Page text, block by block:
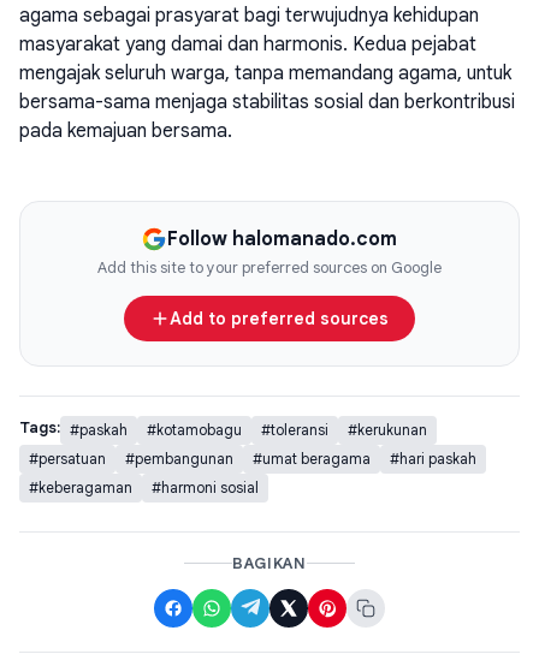
agama sebagai prasyarat bagi terwujudnya kehidupan
masyarakat yang damai dan harmonis. Kedua pejabat
mengajak seluruh warga, tanpa memandang agama, untuk
bersama-sama menjaga stabilitas sosial dan berkontribusi
pada kemajuan bersama.
Follow halomanado.com
Add this site to your preferred sources on Google
Add to preferred sources
Tags: #paskah #kotamobagu #toleransi
#kerukunan
#persatuan
#pembangunan #umat beragama
#hari paskah
#keberagaman
#harmoni sosial
BAGIKAN